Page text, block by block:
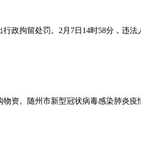
政拘留处罚。2月7日14时58分，违
资。随州市新型冠状病毒感染肺炎